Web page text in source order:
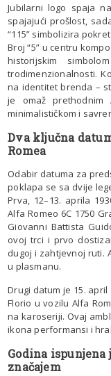
Jubilarni logo spaja
spajajući prošlost,
“115” simbolizira
Broj “5” u centru
historijskim
trodimenzionalnosti.
na identitet brenda –
je omaž prethodnim
minimalističkom i
Dva ključna
Romea
Odabir datuma za
poklapa se sa dvije
Prva, 12–13. aprila
Alfa Romeo 6C 1750
Giovanni Battista
ovoj trci i prvo
dugoj i zahtjevnoj ruti.
u plasmanu.
Drugi datum je 15.
Florio u vozilu Alfa
na karoseriji. Ovaj
ikona performansi i
Godina
značajem